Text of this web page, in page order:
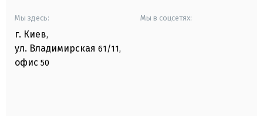
Мы здесь:
г. Киев,
ул. Владимирская 61/11,
офис 50
Мы в соцсетях: